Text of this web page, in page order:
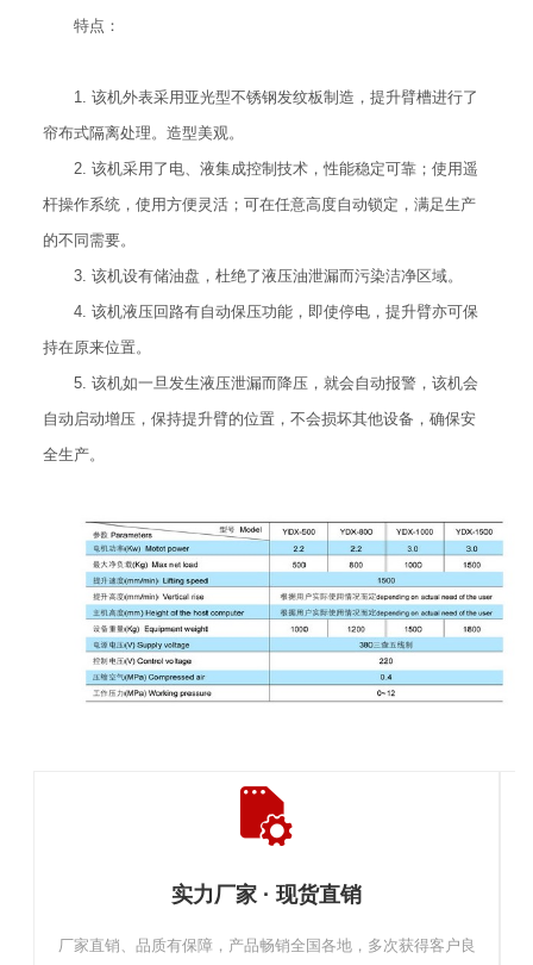
特点：
1. 该机外表采用亚光型不锈钢发纹板制造，提升臂槽进行了
帘布式隔离处理。造型美观。
2. 该机采用了电、液集成控制技术，性能稳定可靠；使用遥
杆操作系统，使用方便灵活；可在任意高度自动锁定，满足生产
的不同需要。
3. 该机设有储油盘，杜绝了液压油泄漏而污染洁净区域。
4. 该机液压回路有自动保压功能，即使停电，提升臂亦可保
持在原来位置。
5. 该机如一旦发生液压泄漏而降压，就会自动报警，该机会
自动启动增压，保持提升臂的位置，不会损坏其他设备，确保安
全生产。
实力厂家 · 现货直销
厂家直销、品质有保障，产品畅销全国各地，多次获得客户良